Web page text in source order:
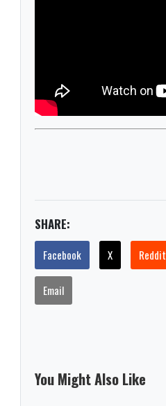
SHARE:
Facebook X Reddit
Email
You Might Also Like